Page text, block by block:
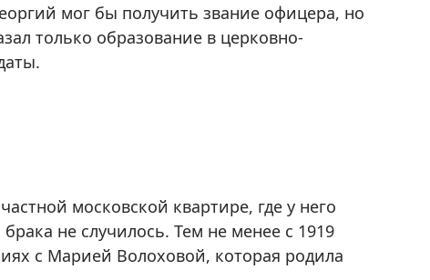
мог бы получить звание офицера, но
только образование в церковно-
московской квартире, где у него
не случилось. Тем не менее с 1919
с Марией Волоховой, которая родила